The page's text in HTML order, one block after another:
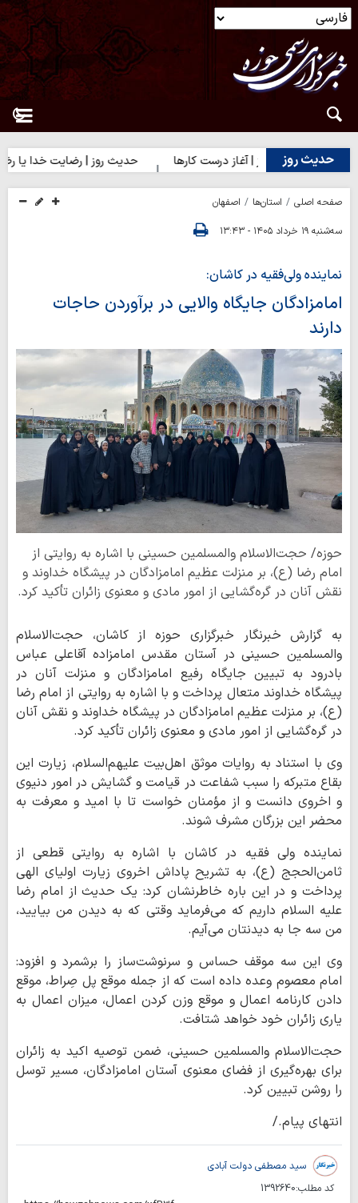
حدیث روز
حدیث روز | آغاز درست کارها حدیث روز | رضایت خدا یا رضایت
صفحه اصلی استان‌ها
اصفهان
سه‌شنبه ۱۹ خرداد ۱۴۰۵ - ۱۳:۴۳
نماینده ولی‌فقیه در کاشان:
امامزادگان جایگاه والایی در برآوردن حاجات
دارند
حوزه/ حجت‌الاسلام والمسلمین حسینی با اشاره به روایتی از
امام رضا (ع)، بر منزلت عظیم امامزادگان در پیشگاه خداوند و
نقش آنان در گره‌گشایی از امور مادی و معنوی زائران تأکید کرد.
به گزارش خبرنگار خبرگزاری حوزه از کاشان، حجت‌الاسلام
والمسلمین حسینی در آستان مقدس امامزاده آقاعلی عباس
بادرود به تبیین جایگاه رفیع امامزادگان و منزلت آنان در
پیشگاه خداوند متعال پرداخت و با اشاره به روایتی از امام رضا
(ع)، بر منزلت عظیم امامزادگان در پیشگاه خداوند و نقش آنان
در گره‌گشایی از امور مادی و معنوی زائران تأکید کرد.
وی با استناد به روایات موثق اهل‌بیت علیهم‌السلام، زیارت این
بقاع متبرکه را سبب شفاعت در قیامت و گشایش در امور دنیوی
و اخروی دانست و از مؤمنان خواست تا با امید و معرفت به
محضر این بزرگان مشرف شوند.
نماینده ولی فقیه در کاشان با اشاره به روایتی قطعی از
ثامن‌الحجج (ع)، به تشریح پاداش اخروی زیارت اولیای الهی
پرداخت و در این باره خاطرنشان کرد: یک حدیث از امام رضا
علیه السلام داریم که می‌فرماید وقتی که به دیدن من بیایید،
من سه جا به دیدنتان می‌آیم.
وی این سه موقف حساس و سرنوشت‌ساز را برشمرد و افزود:
امام معصوم وعده داده است که از جمله موقع پل صِراط، موقع
دادن کارنامه اعمال و موقع وزن کردن اعمال، میزان اعمال به
یاری زائران خود خواهد شتافت.
حجت‌الاسلام والمسلمین حسینی، ضمن توصیه اکید به زائران
برای بهره‌گیری از فضای معنوی آستان امامزادگان، مسیر توسل
را روشن تبیین کرد.
انتهای پیام./
سید مصطفی دولت آبادی
کد مطلب:1392640